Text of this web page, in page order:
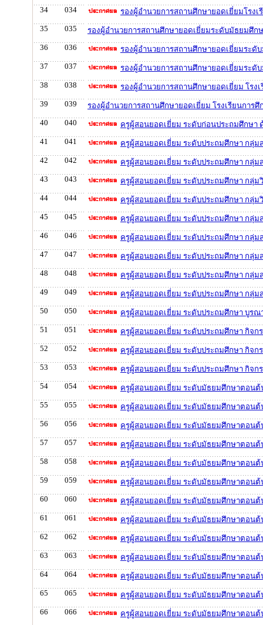
34
034
รองผู้อำนวยการสถานศึกษายอดเยี่ยมโรง
35
035
รองผู้อำนวยการสถานศึกษายอดเยี่ยมระดับมัธยมศึก
36
036
รองผู้อำนวยการสถานศึกษายอดเยี่ยมระดั
37
037
รองผู้อำนวยการสถานศึกษายอดเยี่ยมระ
38
038
รองผู้อำนวยการสถานศึกษายอดเยี่ยม โรง
39
039
รองผู้อำนวยการสถานศึกษายอดเยี่ยม โรงเรียนการศึ
40
040
ครูผู้สอนยอดเยี่ยม ระดับก่อนประถมศึกษา
41
041
ครูผู้สอนยอดเยี่ยม ระดับประถมศึกษา กลุ่ม
42
042
ครูผู้สอนยอดเยี่ยม ระดับประถมศึกษา กลุ่
43
043
ครูผู้สอนยอดเยี่ยม ระดับประถมศึกษา กลุ่ม
44
044
ครูผู้สอนยอดเยี่ยม ระดับประถมศึกษา กลุ่ม
45
045
ครูผู้สอนยอดเยี่ยม ระดับประถมศึกษา กลุ่ม
46
046
ครูผู้สอนยอดเยี่ยม ระดับประถมศึกษา กลุ่ม
47
047
ครูผู้สอนยอดเยี่ยม ระดับประถมศึกษา กลุ่ม
48
048
ครูผู้สอนยอดเยี่ยม ระดับประถมศึกษา กลุ่ม
49
049
ครูผู้สอนยอดเยี่ยม ระดับประถมศึกษา กลุ่ม
50
050
ครูผู้สอนยอดเยี่ยม ระดับประถมศึกษา บูรณ
51
051
ครูผู้สอนยอดเยี่ยม ระดับประถมศึกษา กิจก
52
052
ครูผู้สอนยอดเยี่ยม ระดับประถมศึกษา กิจก
53
053
ครูผู้สอนยอดเยี่ยม ระดับประถมศึกษา กิจ
54
054
ครูผู้สอนยอดเยี่ยม ระดับมัธยมศึกษาตอนต้
55
055
ครูผู้สอนยอดเยี่ยม ระดับมัธยมศึกษาตอนต้
56
056
ครูผู้สอนยอดเยี่ยม ระดับมัธยมศึกษาตอนต้
57
057
ครูผู้สอนยอดเยี่ยม ระดับมัธยมศึกษาตอนต้
58
058
ครูผู้สอนยอดเยี่ยม ระดับมัธยมศึกษาตอนต้
59
059
ครูผู้สอนยอดเยี่ยม ระดับมัธยมศึกษาตอนต้
60
060
ครูผู้สอนยอดเยี่ยม ระดับมัธยมศึกษาตอนต้
61
061
ครูผู้สอนยอดเยี่ยม ระดับมัธยมศึกษาตอนต้
62
062
ครูผู้สอนยอดเยี่ยม ระดับมัธยมศึกษาตอนต้
63
063
ครูผู้สอนยอดเยี่ยม ระดับมัธยมศึกษาตอนต้
64
064
ครูผู้สอนยอดเยี่ยม ระดับมัธยมศึกษาตอน
65
065
ครูผู้สอนยอดเยี่ยม ระดับมัธยมศึกษาตอนต้
66
066 ครูผู้สอนยอดเยี่ยม ระดับมัธยมศึกษาตอน